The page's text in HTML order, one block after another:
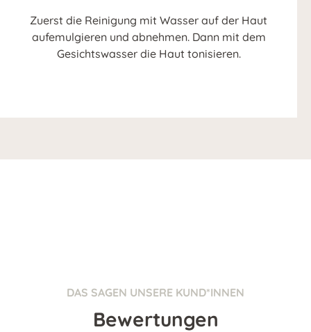
Zuerst die Reinigung mit Wasser auf der Haut
aufemulgieren und abnehmen. Dann mit dem
Gesichtswasser die Haut tonisieren.
DAS SAGEN UNSERE KUND*INNEN
Bewertungen